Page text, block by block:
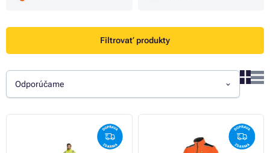
Filtrovať produkty
Odporúčame